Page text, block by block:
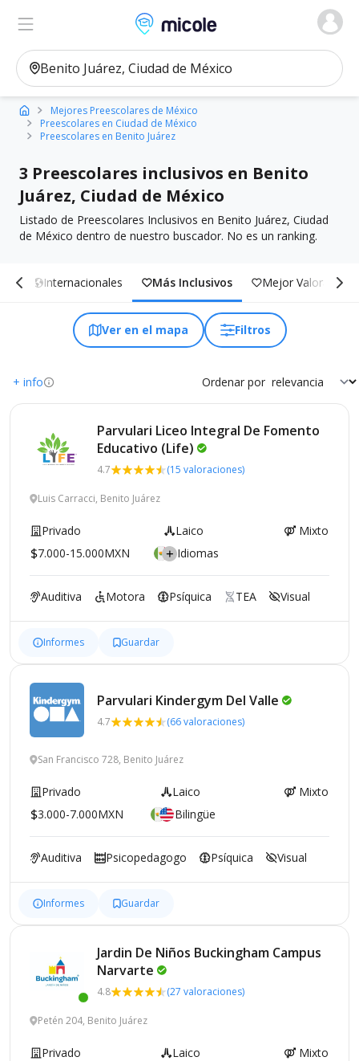
Micole, buscador de colegios
Ver en el mapa
Mejores Preescolares de México
Preescolares en Ciudad de México
Preescolares en Benito Juárez
3 Preescolares inclusivos en Benito
Juárez, Ciudad de México
Listado de Preescolares Inclusivos en Benito Juárez, Ciudad
de México dentro de nuestro buscador. No es un ranking.
Internacionales Más Inclusivos Mejor Valorados
Ver en el mapa Filtros
+ info Ordenar por
Parvulari Liceo Integral De Fomento
Educativo (Life)
4.7 (15 valoraciones)
Luis Carracci, Benito Juárez
Privado Laico
Mixto
7.000-15.000MXN
Idiomas
Auditiva Motora Psíquica TEA Visual
Informes Guardar
Parvulari Kindergym Del Valle
4.7 (66 valoraciones)
San Francisco 728, Benito Juárez
Privado Laico
Mixto
3.000-7.000MXN
Bilingüe
Auditiva Psicopedagogo Psíquica Visual
Informes Guardar
Jardin De Niños Buckingham Campus
Narvarte
4.8 (27 valoraciones)
Petén 204, Benito Juárez
Privado Laico
Mixto